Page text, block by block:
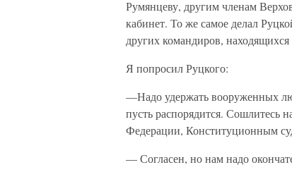
Румянцеву, другим членам
кабинет. То же самое делал
других командиров,
Я попросил Руцкого:
—Надо удержать вооруженных
пусть распорядится. Сошлитесь
Федерации, Конституционным
— Согласен, но нам надо